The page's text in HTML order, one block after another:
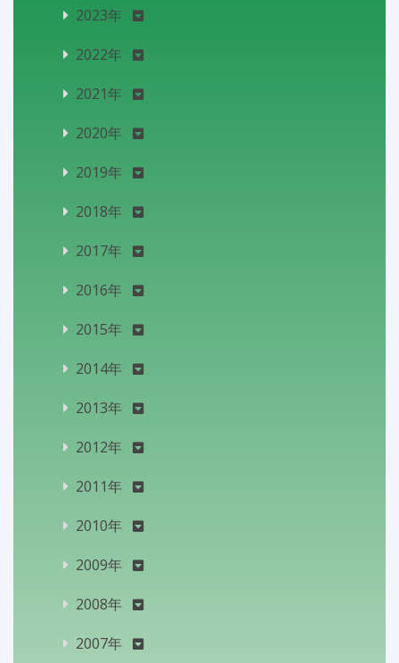
2023年
2022年
2021年
2020年
2019年
2018年
2017年
2016年
2015年
2014年
2013年
2012年
2011年
2010年
2009年
2008年
2007年